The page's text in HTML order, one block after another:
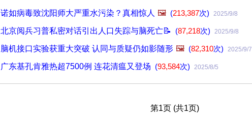
诺如病毒致沈阳师大严重水污染？真相惊人 🖼️ (213,387次) 2025/9/8
北京阅兵习普私密对话引出人口失踪与脑死亡📝 (87,218次) 2025/9/8
脑机接口实验获重大突破 认同与质疑仍如影随形 🖼️ (82,310次) 2025/9/7
广东基孔肯雅热超7500例 连花清瘟又登场 (93,584次) 2025/8/5
第1页 (共1页)